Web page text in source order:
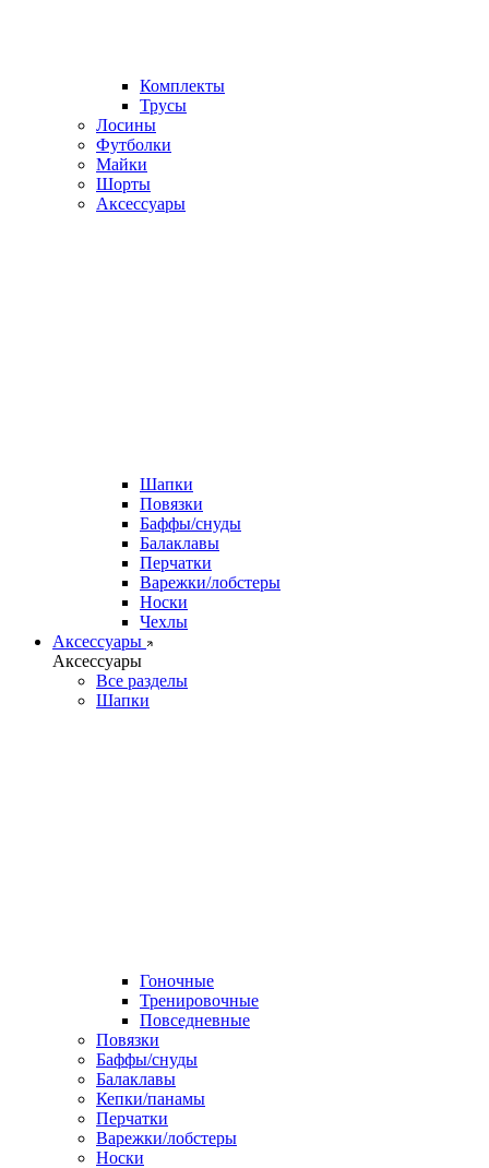
Комплекты
Трусы
Лосины
Футболки
Майки
Шорты
Аксессуары
Шапки
Повязки
Баффы/снуды
Балаклавы
Перчатки
Варежки/лобстеры
Носки
Чехлы
Аксессуары
Аксессуары
Все разделы
Шапки
Гоночные
Тренировочные
Повседневные
Повязки
Баффы/снуды
Балаклавы
Кепки/панамы
Перчатки
Варежки/лобстеры
Носки